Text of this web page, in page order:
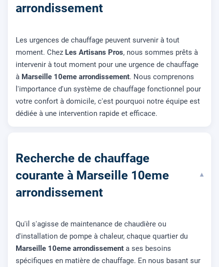
arrondissement
Les urgences de chauffage peuvent survenir à tout
moment. Chez Les Artisans Pros, nous sommes prêts à
intervenir à tout moment pour une urgence de chauffage
à Marseille 10eme arrondissement. Nous comprenons
l'importance d'un système de chauffage fonctionnel pour
votre confort à domicile, c'est pourquoi notre équipe est
dédiée à une intervention rapide et efficace.
Recherche de chauffage
courante à Marseille 10eme
arrondissement
▾
Qu'il s'agisse de maintenance de chaudière ou
d'installation de pompe à chaleur, chaque quartier du
Marseille 10eme arrondissement a ses besoins
spécifiques en matière de chauffage. En nous basant sur